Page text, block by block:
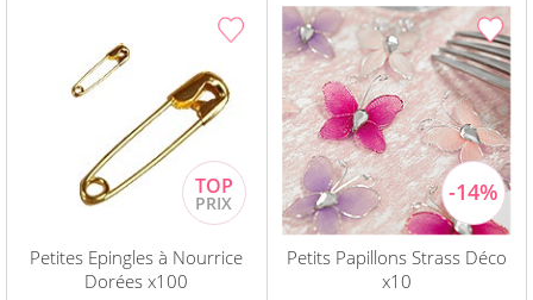
Petites Epingles à Nourrice
Dorées x100
Petits Papillons Strass Déco
x10